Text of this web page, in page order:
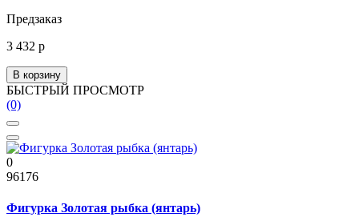
Предзаказ
3 432 р
В корзину
БЫСТРЫЙ ПРОСМОТР
(0)
0
96176
Фигурка Золотая рыбка (янтарь)